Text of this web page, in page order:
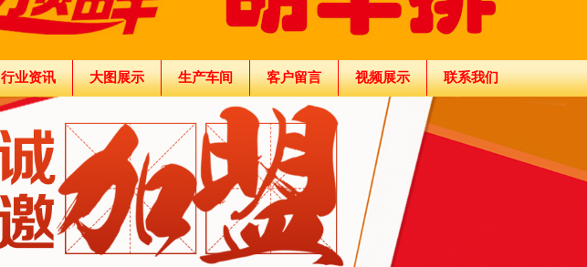
行业资讯 大图展示 生产车间 客户留言 视频展示 联系我们